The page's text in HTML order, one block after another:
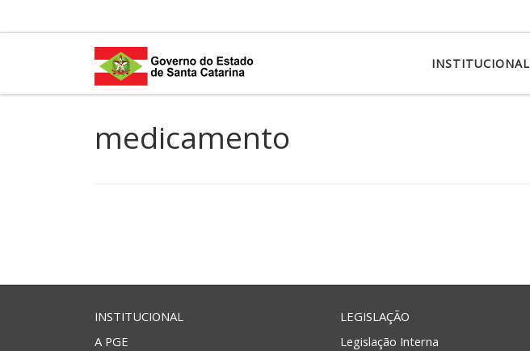
INSTITUCIONAL
medicamento
INSTITUCIONAL
A PGE
LEGISLAÇÃO
Legislação Interna